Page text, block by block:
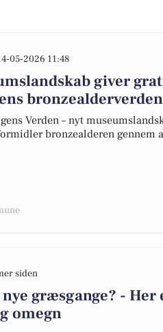
05-2026 11:48
giver
bronzealderverden
Verden – nyt
bronzealderen gennem
siden
græsgange? -
omegn